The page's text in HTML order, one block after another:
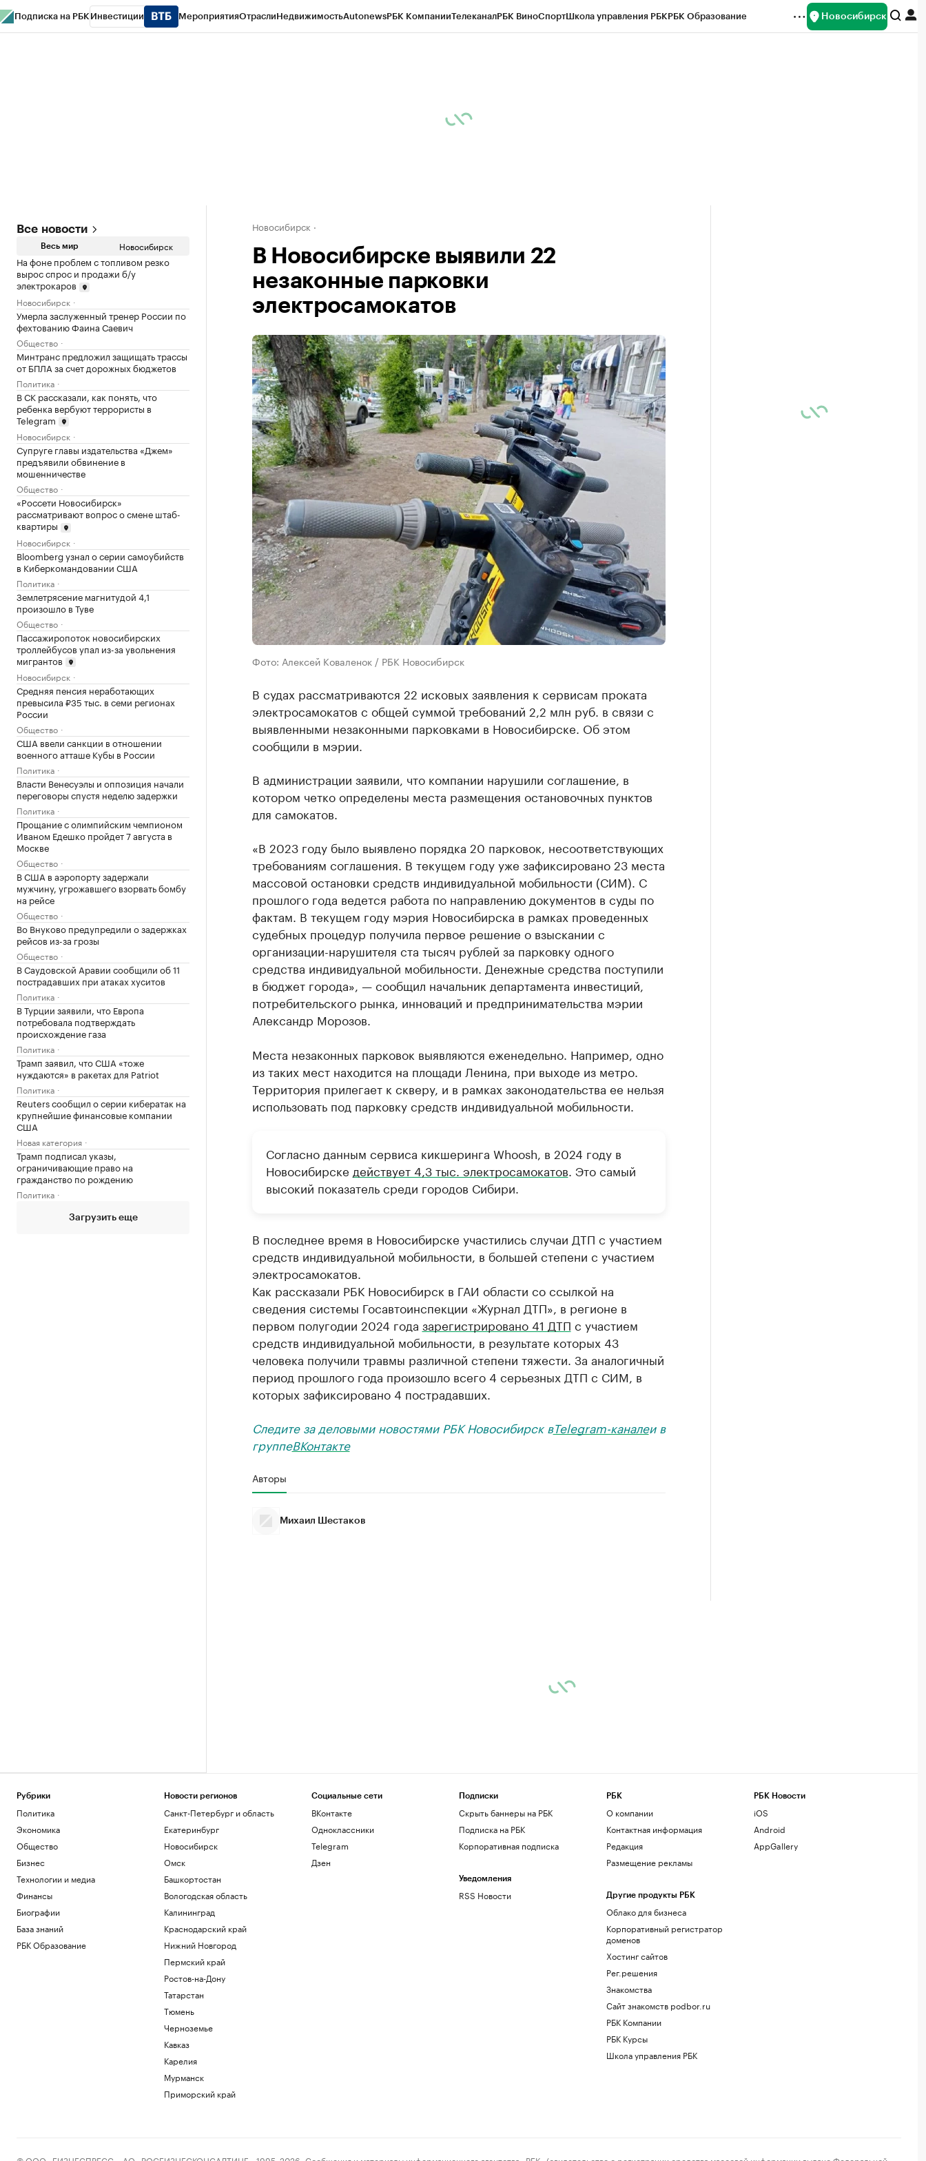
Подписка на РБК Инвестиции МероприятияОтраслиНедвижимостьAutonewsРБК КомпанииТелеканалРБК ВиноСпортШкола управления РБКРБК Образование Новосибирск
Все новости
Весь мир Новосибирск
На фоне проблем с топливом резко
вырос спрос и продажи б/у
электрокаров
Новосибирск
Умерла заслуженный тренер России по
фехтованию Фаина Саевич
Общество
Минтранс предложил защищать трассы
от БПЛА за счет дорожных бюджетов
Политика
В СК рассказали, как понять, что
ребенка вербуют террористы в
Telegram
Новосибирск
Супруге главы издательства «Джем»
предъявили обвинение в
мошенничестве
Общество
«Россети Новосибирск»
рассматривают вопрос о смене штаб-
квартиры
Новосибирск
Bloomberg узнал о серии самоубийств
в Киберкомандовании США
Политика
Землетрясение магнитудой 4,1
произошло в Туве
Общество
Пассажиропоток новосибирских
троллейбусов упал из-за увольнения
мигрантов
Новосибирск
Средняя пенсия неработающих
превысила ₽35 тыс. в семи регионах
России
Общество
США ввели санкции в отношении
военного атташе Кубы в России
Политика
Власти Венесуэлы и оппозиция начали
переговоры спустя неделю задержки
Политика
Прощание с олимпийским чемпионом
Иваном Едешко пройдет 7 августа в
Москве
Общество
В США в аэропорту задержали
мужчину, угрожавшего взорвать бомбу
на рейсе
Общество
Во Внуково предупредили о задержках
рейсов из-за грозы
Общество
В Саудовской Аравии сообщили об 11
пострадавших при атаках хуситов
Политика
В Турции заявили, что Европа
потребовала подтверждать
происхождение газа
Политика
Трамп заявил, что США «тоже
нуждаются» в ракетах для Patriot
Политика
Reuters сообщил о серии кибератак на
крупнейшие финансовые компании
США
Новая категория
Трамп подписал указы,
ограничивающие право на
гражданство по рождению
Политика
Загрузить еще
Новосибирск
В Новосибирске выявили 22
незаконные парковки
электросамокатов
Фото: Алексей Коваленок / РБК Новосибирск
В судах рассматриваются 22 исковых заявления к сервисам проката
электросамокатов с общей суммой требований 2,2 млн руб. в связи с
выявленными незаконными парковками в Новосибирске. Об этом
сообщили в мэрии.
В администрации заявили, что компании нарушили соглашение, в
котором четко определены места размещения остановочных пунктов
для самокатов.
«В 2023 году было выявлено порядка 20 парковок, несоответствующих
требованиям соглашения. В текущем году уже зафиксировано 23 места
массовой остановки средств индивидуальной мобильности (СИМ). С
прошлого года ведется работа по направлению документов в суды по
фактам. В текущем году мэрия Новосибирска в рамках проведенных
судебных процедур получила первое решение о взыскании с
организации-нарушителя ста тысяч рублей за парковку одного
средства индивидуальной мобильности. Денежные средства поступили
в бюджет города», — сообщил начальник департамента инвестиций,
потребительского рынка, инноваций и предпринимательства мэрии
Александр Морозов.
Места незаконных парковок выявляются еженедельно. Например, одно
из таких мест находится на площади Ленина, при выходе из метро.
Территория прилегает к скверу, и в рамках законодательства ее нельзя
использовать под парковку средств индивидуальной мобильности.
Согласно данным сервиса кикшеринга Whoosh, в 2024 году в
Новосибирске действует 4,3 тыс. электросамокатов . Это самый
высокий показатель среди городов Сибири.
В последнее время в Новосибирске участились случаи ДТП с участием
средств индивидуальной мобильности, в большей степени с участием
электросамокатов.
Как рассказали РБК Новосибирск в ГАИ области со ссылкой на
сведения системы Госавтоинспекции «Журнал ДТП», в регионе в
первом полугодии 2024 года зарегистрировано 41 ДТП с участием
средств индивидуальной мобильности, в результате которых 43
человека получили травмы различной степени тяжести. За аналогичный
период прошлого года произошло всего 4 серьезных ДТП с СИМ, в
которых зафиксировано 4 пострадавших.
Следите за деловыми новостями РБК Новосибирск вTelegram-каналеи в
группеВКонтакте
Авторы
Михаил Шестаков
Рубрики
Политика
Экономика
Общество
Бизнес
Технологии и медиа
Финансы
Биографии
База знаний
РБК Образование
Новости регионов
Санкт-Петербург и область
Екатеринбург
Новосибирск
Омск
Башкортостан
Вологодская область
Калининград
Краснодарский край
Нижний Новгород
Пермский край
Ростов-на-Дону
Татарстан
Тюмень
Черноземье
Кавказ
Карелия
Мурманск
Приморский край
Социальные сети
ВКонтакте
Одноклассники
Telegram
Дзен
Подписки
Скрыть баннеры на РБК
Подписка на РБК
Корпоративная подписка
Уведомления
RSS Новости
РБК
О компании
Контактная информация
Редакция
Размещение рекламы
Другие продукты РБК
Облако для бизнеса
Корпоративный регистратор
доменов
Хостинг сайтов
Рег.решения
Знакомства
Сайт знакомств podbor.ru
РБК Компании
РБК Курсы
Школа управления РБК
РБК Новости
iOS
Android
AppGallery